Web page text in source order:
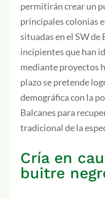
permitirán crear un
principales colonias
situadas en el SW de
incipientes que han
mediante proyectos
plazo se pretende
demográfica con la
Balcanes para
tradicional de la
Cría en
buitre